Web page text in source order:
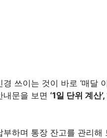
쓰이는 것이 바로 ‘매달
내문을 보면 ‘1일 단위 계산
하며 통장 잔고를 관리